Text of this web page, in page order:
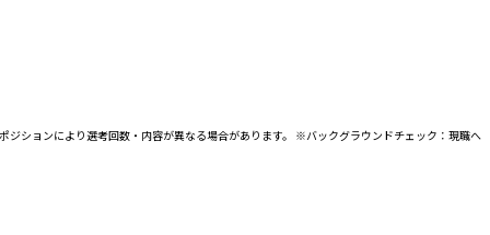
ションにより選考回数・内容が異なる場合があります。 ※バックグラウンドチェック：現職へ